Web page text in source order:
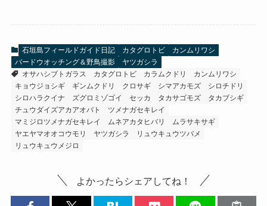
石垣島フィールドガイド日記 カタグロトビ
カンムリワシ
バードウオッチング＆野鳥撮影
ヤツガシラ
オサハシブトガラス
カタグロトビ カラムクドリ
カンムリワシ
キョウジョシギ
ギンムクドリ クロサギ シマアカモズ
シロチドリ
シロハラクイナ
ズグロミゾゴイ セッカ タカサゴモズ
タカブシギ
チュウダイズアカアオバト
ツメナガセキレイ
マミジロツメナガセキレイ
ムネアカタヒバリ
ムラサキサギ
ヤエヤマオオコウモリ
ヤツガシラ
リュウキュウツバメ
リュウキュウメジロ
よかったらシェアしてね！